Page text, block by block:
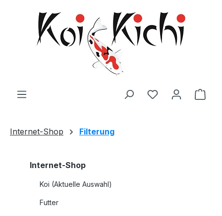
Zum Hauptinhalt springen
Internet-Shop Filterung
Internet-Shop
Koi (Aktuelle Auswahl)
Futter